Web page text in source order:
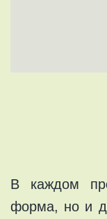
В каждом
форма, но и